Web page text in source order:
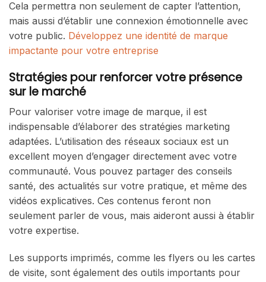
Cela permettra non seulement de capter l’attention,
mais aussi d’établir une connexion émotionnelle avec
votre public. Développez une identité de marque
impactante pour votre entreprise
Stratégies pour renforcer votre présence
sur le marché
Pour valoriser votre image de marque, il est
indispensable d’élaborer des stratégies marketing
adaptées. L’utilisation des réseaux sociaux est un
excellent moyen d’engager directement avec votre
communauté. Vous pouvez partager des conseils
santé, des actualités sur votre pratique, et même des
vidéos explicatives. Ces contenus feront non
seulement parler de vous, mais aideront aussi à établir
votre expertise.
Les supports imprimés, comme les flyers ou les cartes
de visite, sont également des outils importants pour